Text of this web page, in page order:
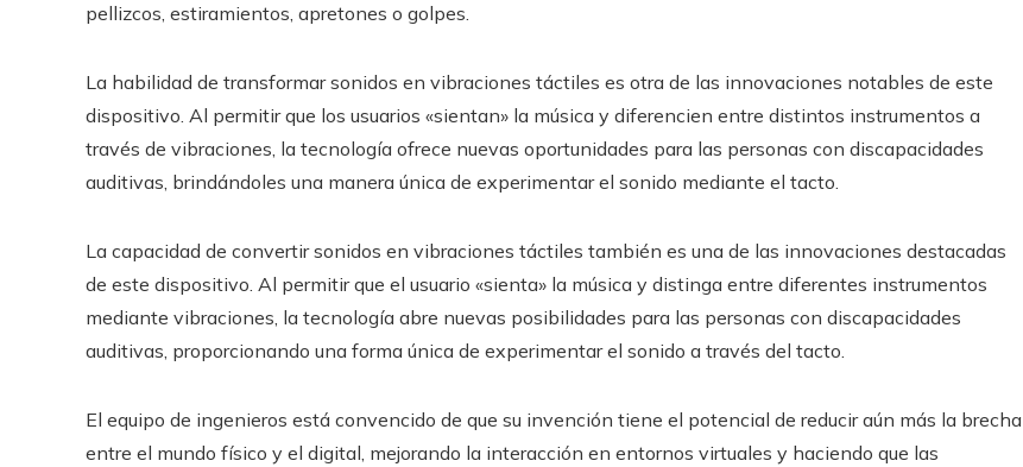
pellizcos, estiramientos, apretones o golpes.
La habilidad de transformar sonidos en vibraciones táctiles es otra de las innovaciones notables de este
dispositivo. Al permitir que los usuarios «sientan» la música y diferencien entre distintos instrumentos a
través de vibraciones, la tecnología ofrece nuevas oportunidades para las personas con discapacidades
auditivas, brindándoles una manera única de experimentar el sonido mediante el tacto.
La capacidad de convertir sonidos en vibraciones táctiles también es una de las innovaciones destacadas
de este dispositivo. Al permitir que el usuario «sienta» la música y distinga entre diferentes instrumentos
mediante vibraciones, la tecnología abre nuevas posibilidades para las personas con discapacidades
auditivas, proporcionando una forma única de experimentar el sonido a través del tacto.
El equipo de ingenieros está convencido de que su invención tiene el potencial de reducir aún más la brecha
entre el mundo físico y el digital, mejorando la interacción en entornos virtuales y haciendo que las